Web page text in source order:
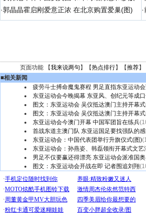
·郭晶晶霍启刚爱意正浓 在北京购置爱巢(图)
·
页面功能 【我来说两句 】【热点排行】【推荐】
■相关新闻
疲劳斗士搏命魔鬼赛程 男足直指东亚运动
东亚运动会今晚揭幕 东亚风、创纪元等成
图文：东亚运动会 吴仪抵达澳门主持开幕式
图文：东亚运动会 吴仪抵达澳门主持开幕式
东亚运动会今澳门开幕 中国军团旨在练兵
首战东道主澳门队 东亚运国足要找强队的
东亚运动会：中国代表团举行升旗仪式(图)
东亚运动会：孙燕姿、韩磊领衔开幕式文艺
男足不仅要赢还得漂亮 东亚运动会派准国
图文：东亚运动会开战在即 记者围追刘翔